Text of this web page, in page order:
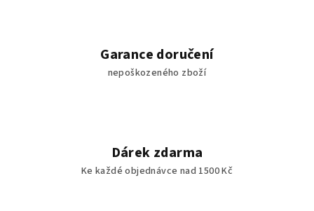
Garance doručení
nepoškozeného zboží
Dárek zdarma
Ke každé objednávce nad 1500 Kč